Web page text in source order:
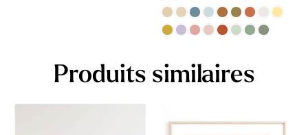
Produits similaires